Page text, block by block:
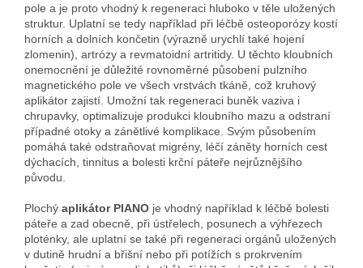
pole a je proto vhodný k regeneraci hluboko v těle uložených
struktur. Uplatní se tedy například při léčbě osteoporózy kostí
horních a dolních končetin (výrazně urychlí také hojení
zlomenin), artrózy a revmatoidní artritidy. U těchto kloubních
onemocnění je důležité rovnoměrné působení pulzního
magnetického pole ve všech vrstvách tkáně, což kruhový
aplikátor zajistí. Umožní tak regeneraci buněk vaziva i
chrupavky, optimalizuje produkci kloubního mazu a odstraní
případné otoky a zánětlivé komplikace. Svým působením
pomáhá také odstraňovat migrény, léčí záněty horních cest
dýchacích, tinnitus a bolesti krční páteře nejrůznějšího
původu.
Plochý aplikátor PIANO je vhodný například k léčbě bolesti
páteře a zad obecně, při ústřelech, posunech a výhřezech
ploténky, ale uplatní se také při regeneraci orgánů uložených
v dutině hrudní a břišní nebo při potížích s prokrvením